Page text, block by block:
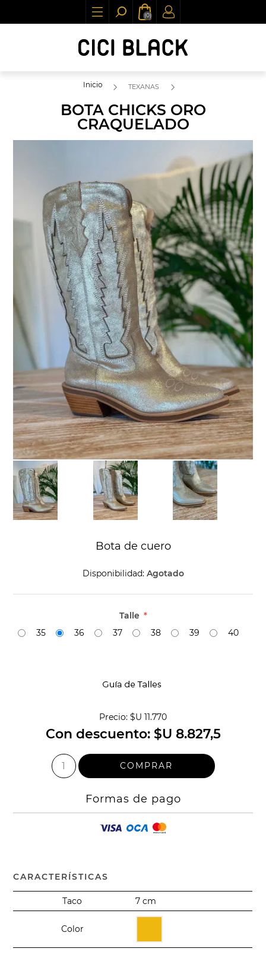
(0)
Inicio TEXANAS
BOTA CHICKS ORO
CRAQUELADO
Bota de cuero
Disponibilidad: Agotado
Talle *
35
36 37 38 39 40
Precio: $U 11.770
Con descuento: $U 8.827,5
Formas de pago
CARACTERÍSTICAS
Taco 7 cm
Color